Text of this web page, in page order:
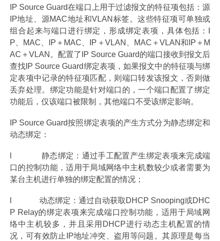
IP Source Guard在端口上用于过滤报文的特征项包括：源
IP地址、源MAC地址和VLAN标签。这些特征项可单独或
组合起来与端口进行绑定，形成绑定表项，具体包括：I
P、MAC、IP＋MAC、IP＋VLAN、MAC＋VLAN和IP＋M
AC＋VLAN。配置了IP Source Guard的端口接收到报文后
查找IP Source Guard绑定表项，如果报文中的特征项与绑
定表项中记录的特征项匹配，则端口转发该报文，否则做
丢弃处理。绑定功能是针对端口的，一个端口配置了绑定
功能后，仅该端口被限制，其他端口不受该绑定影响。
IP Source Guard按照绑定表项的产生方式分为静态绑定和
动态绑定：
l 静态绑定：通过手工配置产生绑定表项来完成端
口的控制功能，适用于局域网络中主机数较少或者需要为
某台主机进行单独的绑定配置的情况；
l 动态绑定：通过自动获取DHCP Snooping或DHC
P Relay的绑定表项来完成端口控制功能，适用于局域网
络中主机较多，并且采用DHCP进行动态主机配置的情
况，可有效防止IP地址冲突、盗用等问题。其原理是每当